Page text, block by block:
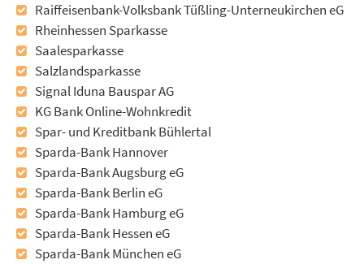
Raiffeisenbank-Volksbank Tüßling-Unterneukirchen eG
Rheinhessen Sparkasse
Saalesparkasse
Salzlandsparkasse
Signal Iduna Bauspar AG
KG Bank Online-Wohnkredit
Spar- und Kreditbank Bühlertal
Sparda-Bank Hannover
Sparda-Bank Augsburg eG
Sparda-Bank Berlin eG
Sparda-Bank Hamburg eG
Sparda-Bank Hessen eG
Sparda-Bank München eG